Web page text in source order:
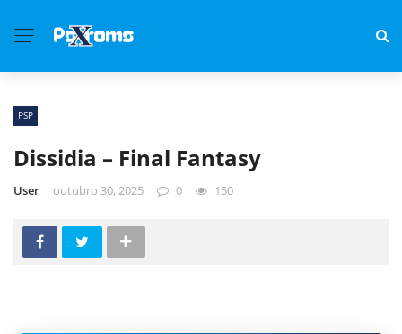
PSP
Dissidia – Final Fantasy
User outubro 30, 2025 0 150